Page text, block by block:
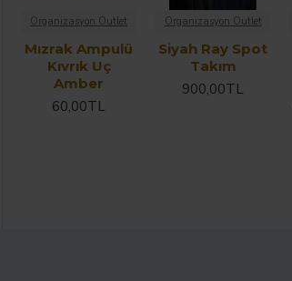
Organizasyon Outlet
Mızrak Ampulü
Kıvrık Uç
Amber
60,00TL
Organizasyon Outlet
Siyah Ray Spot
Takım
900,00TL